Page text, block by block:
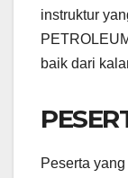
instruktur
baik dari
Peserta